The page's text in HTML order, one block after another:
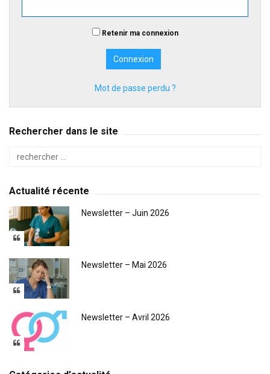
Retenir ma connexion
Mot de passe perdu ?
Rechercher dans le site
Actualité récente
Newsletter – Juin 2026
Newsletter – Mai 2026
Newsletter – Avril 2026